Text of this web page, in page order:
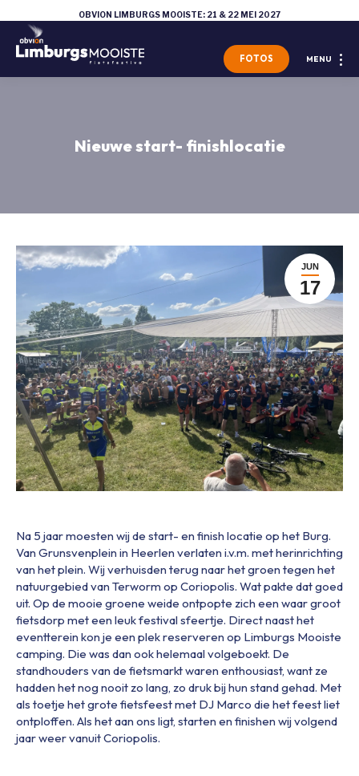
OBVION LIMBURGS MOOISTE: 21 & 22 MEI 2027
MENU
FOTOS
Nieuwe start- finishlocatie
JUN
17
Na 5 jaar moesten wij de start- en finish locatie op het Burg.
Van Grunsvenplein in Heerlen verlaten i.v.m. met herinrichting
van het plein. Wij verhuisden terug naar het groen tegen het
natuurgebied van Terworm op Coriopolis. Wat pakte dat goed
uit. Op de mooie groene weide ontpopte zich een waar groot
fietsdorp met een leuk festival sfeertje. Direct naast het
eventterein kon je een plek reserveren op Limburgs Mooiste
camping. Die was dan ook helemaal volgeboekt. De
standhouders van de fietsmarkt waren enthousiast, want ze
hadden het nog nooit zo lang, zo druk bij hun stand gehad. Met
als toetje het grote fietsfeest met DJ Marco die het feest liet
ontploffen. Als het aan ons ligt, starten en finishen wij volgend
jaar weer vanuit Coriopolis.